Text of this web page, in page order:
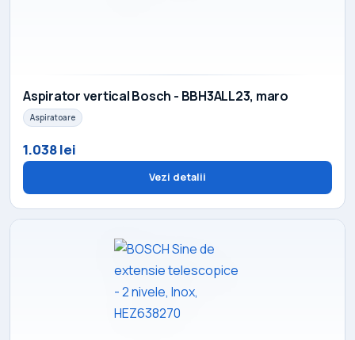
Aspirator vertical Bosch - BBH3ALL23, maro
Aspiratoare
1.038 lei
Vezi detalii